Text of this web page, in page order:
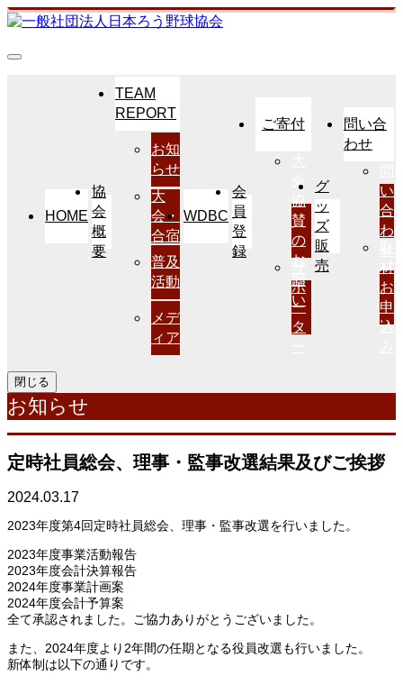
HOME
協
会
概
要
TEAM
REPORT
お知
らせ
大
会・
合宿
普及
活動
メデ
ィア
WDBC
会
員
登
録
ご寄付
協
賛
の
お
願
い
ポ
ー
タ
グ
ッ
ズ
販
売
問い合
わせ
い
合
わ
材
お
申
込
閉じる
お知らせ
定時社員総会、理事・監事改選結果及びご挨拶
2024.03.17
2023年度第4回定時社員総会、理事・監事改選を行いました。
2023年度事業活動報告
2023年度会計決算報告
2024年度事業計画案
2024年度会計予算案
全て承認されました。ご協力ありがとうございました。
また、2024年度より2年間の任期となる役員改選も行いました。
新体制は以下の通りです。